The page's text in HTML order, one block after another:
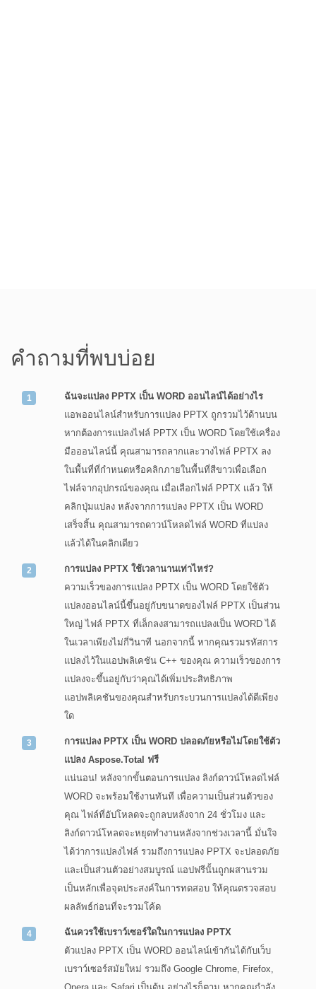
คำถามที่พบบ่อย
ฉันจะแปลง PPTX เป็น WORD ออนไลน์ได้อย่างไร
แอพออนไลน์สำหรับการแปลง PPTX ถูกรวมไว้ด้านบน
หากต้องการแปลงไฟล์ PPTX เป็น WORD โดยใช้เครื่อง
มือออนไลน์นี้ คุณสามารถลากและวางไฟล์ PPTX ลง
ในพื้นที่ที่กำหนดหรือคลิกภายในพื้นที่สีขาวเพื่อเลือก
ไฟล์จากอุปกรณ์ของคุณ เมื่อเลือกไฟล์ PPTX แล้ว ให้
คลิกปุ่มแปลง หลังจากการแปลง PPTX เป็น WORD
เสร็จสิ้น คุณสามารถดาวน์โหลดไฟล์ WORD ที่แปลง
แล้วได้ในคลิกเดียว
การแปลง PPTX ใช้เวลานานเท่าไหร่?
ความเร็วของการแปลง PPTX เป็น WORD โดยใช้ตัว
แปลงออนไลน์นี้ขึ้นอยู่กับขนาดของไฟล์ PPTX เป็นส่วน
ใหญ่ ไฟล์ PPTX ที่เล็กลงสามารถแปลงเป็น WORD ได้
ในเวลาเพียงไม่กี่วินาที นอกจากนี้ หากคุณรวมรหัสการ
แปลงไว้ในแอปพลิเคชัน C++ ของคุณ ความเร็วของการ
แปลงจะขึ้นอยู่กับว่าคุณได้เพิ่มประสิทธิภาพ
แอปพลิเคชันของคุณสำหรับกระบวนการแปลงได้ดีเพียง
ใด
การแปลง PPTX เป็น WORD ปลอดภัยหรือไม่โดยใช้ตัว
แปลง Aspose.Total ฟรี
แน่นอน! หลังจากขั้นตอนการแปลง ลิงก์ดาวน์โหลดไฟล์
WORD จะพร้อมใช้งานทันที เพื่อความเป็นส่วนตัวของ
คุณ ไฟล์ที่อัปโหลดจะถูกลบหลังจาก 24 ชั่วโมง และ
ลิงก์ดาวน์โหลดจะหยุดทำงานหลังจากช่วงเวลานี้ มั่นใจ
ได้ว่าการแปลงไฟล์ รวมถึงการแปลง PPTX จะปลอดภัย
และเป็นส่วนตัวอย่างสมบูรณ์ แอปฟรีนั้นถูกผสานรวม
เป็นหลักเพื่อจุดประสงค์ในการทดสอบ ให้คุณตรวจสอบ
ผลลัพธ์ก่อนที่จะรวมโค้ด
ฉันควรใช้เบราว์เซอร์ใดในการแปลง PPTX
ตัวแปลง PPTX เป็น WORD ออนไลน์เข้ากันได้กับเว็บ
เบราว์เซอร์สมัยใหม่ รวมถึง Google Chrome, Firefox,